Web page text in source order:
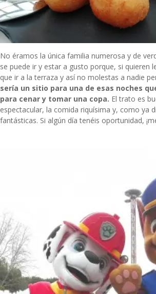
No éramos la única familia numerosa y de
se puede ir y estar a gusto porque, si quieren
que ir a la terraza y así no molestas a nadie
sería un sitio para una de esas noches
para cenar y tomar una copa. El trato es
espectacular, la comida riquísima y, como ya
fantásticas. Si algún día tenéis oportunidad,